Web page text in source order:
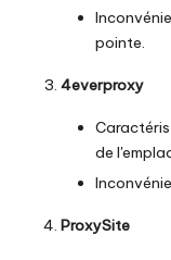
pointe.
4everproxy
de
ProxySite